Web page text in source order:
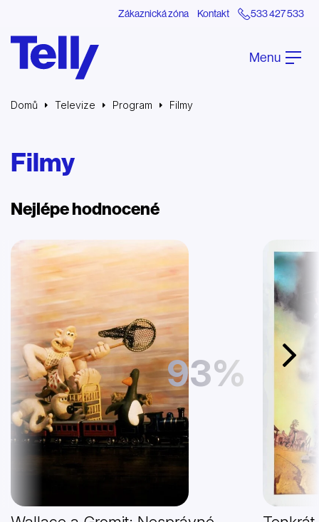
Zákaznická zóna Kontakt 533 427 533
Menu
Domů Televize Program Filmy
Filmy
Nejlépe hodnocené
Další
93%